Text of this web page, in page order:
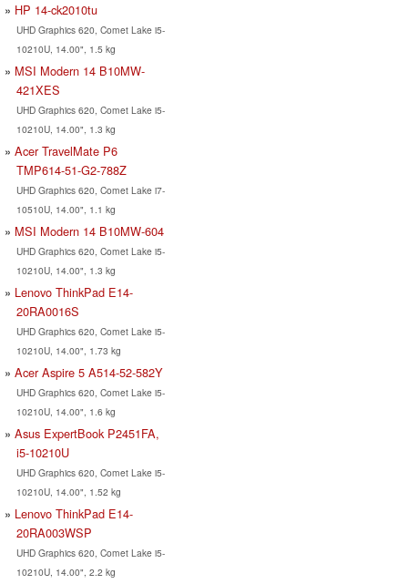
HP 14-ck2010tu
UHD Graphics 620, Comet Lake i5-
10210U, 14.00", 1.5 kg
MSI Modern 14 B10MW-
421XES
UHD Graphics 620, Comet Lake i5-
10210U, 14.00", 1.3 kg
Acer TravelMate P6
TMP614-51-G2-788Z
UHD Graphics 620, Comet Lake i7-
10510U, 14.00", 1.1 kg
MSI Modern 14 B10MW-604
UHD Graphics 620, Comet Lake i5-
10210U, 14.00", 1.3 kg
Lenovo ThinkPad E14-
20RA0016S
UHD Graphics 620, Comet Lake i5-
10210U, 14.00", 1.73 kg
Acer Aspire 5 A514-52-582Y
UHD Graphics 620, Comet Lake i5-
10210U, 14.00", 1.6 kg
Asus ExpertBook P2451FA,
i5-10210U
UHD Graphics 620, Comet Lake i5-
10210U, 14.00", 1.52 kg
Lenovo ThinkPad E14-
20RA003WSP
UHD Graphics 620, Comet Lake i5-
10210U, 14.00", 2.2 kg